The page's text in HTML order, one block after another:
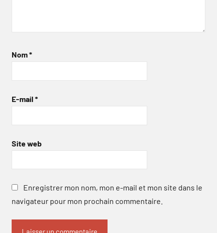
Nom*
E-mail *
Site web
Enregistrer mon nom, mon e-mail et mon site dans le
navigateur pour mon prochain commentaire.